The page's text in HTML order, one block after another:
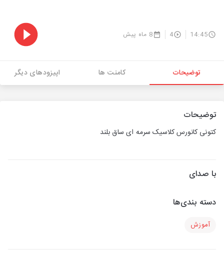
14:45
4 8 ماه پیش
توضیحات کامنت ها اپیزودهای دیگر
توضیحات
کتونی کانورس کلاسیک سرمه ای ساق بلند
با صدای
دسته بندی‌ها
آموزش